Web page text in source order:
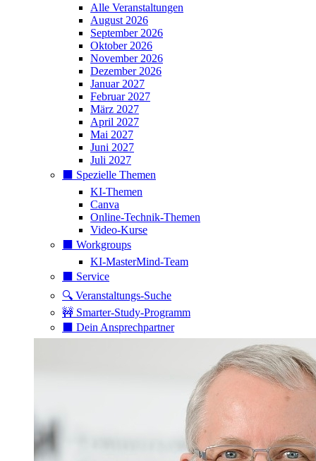
Alle Veranstaltungen
August 2026
September 2026
Oktober 2026
November 2026
Dezember 2026
Januar 2027
Februar 2027
März 2027
April 2027
Mai 2027
Juni 2027
Juli 2027
⬛️ Spezielle Themen
KI-Themen
Canva
Online-Technik-Themen
Video-Kurse
⬛️ Workgroups
KI-MasterMind-Team
⬛️ Service
🔍 Veranstaltungs-Suche
🚧 Smarter-Study-Programm
⬛️ Dein Ansprechpartner